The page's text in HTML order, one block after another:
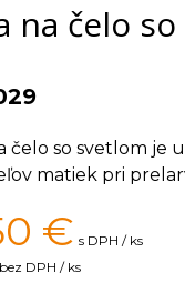
na čelo
čelo so svetlom je
matiek pri
€ s DPH / ks
bez DPH / ks